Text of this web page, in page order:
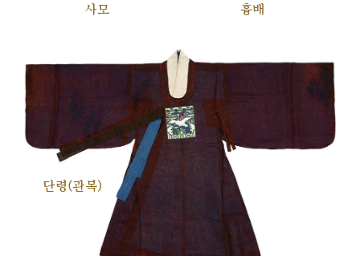
사모 흉배
단령(관복)